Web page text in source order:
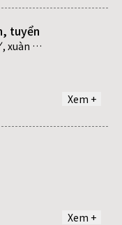
tuyển
suàn ㄙㄨㄢˋ, xuǎn ㄒㄩㄢˇ, xuàn ㄒㄩㄢˋ
Xem +
Xem +